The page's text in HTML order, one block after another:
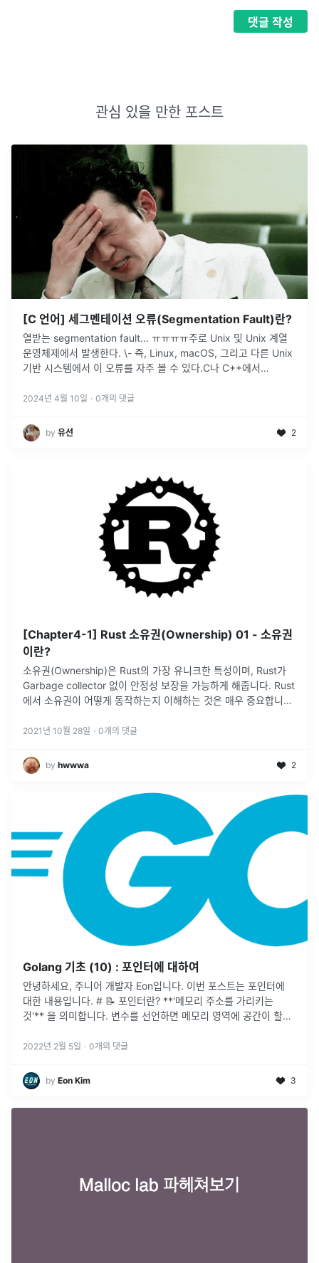
댓글 작성
관심 있을 만한 포스트
[C 언어] 세그멘테이션 오류(Segmentation Fault)란?
열받는 segmentation fault... ㅠㅠㅠㅠ주로 Unix 및 Unix 계열
운영체제에서 발생한다. \- 즉, Linux, macOS, 그리고 다른 Unix
기반 시스템에서 이 오류를 자주 볼 수 있다.C나 C++에서
2024년 4월 10일 · 0개의 댓글
by 유선 2
[Chapter4-1] Rust 소유권(Ownership) 01 - 소유권
이란?
소유권(Ownership)은 Rust의 가장 유니크한 특성이며, Rust가
Garbage collector 없이 안정성 보장을 가능하게 해줍니다. Rust
에서 소유권이 어떻게 동작하는지 이해하는 것은 매우 중요합니다.
2021년 10월 28일 · 0개의 댓글
by hwwwa 2
Golang 기초 (10) : 포인터에 대하여
안녕하세요, 주니어 개발자 Eon입니다. 이번 포스트는 포인터에
대한 내용입니다. # 📝 포인터란? **'메모리 주소를 가리키는
것'** 을 의미합니다. 변수를 선언하면 메모리 영역에 공간이 할당
다....
2022년 2월 5일 · 0개의 댓글
by Eon Kim 3